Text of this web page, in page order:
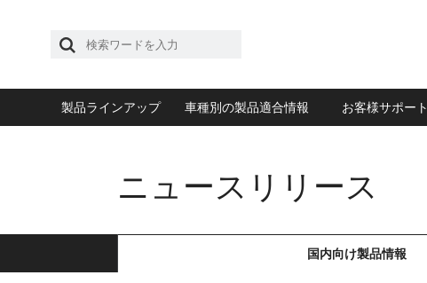
製品ラインアップ 車種別の製品適合情報 お客様サポート
ニュースリリース
国内向け製品情報